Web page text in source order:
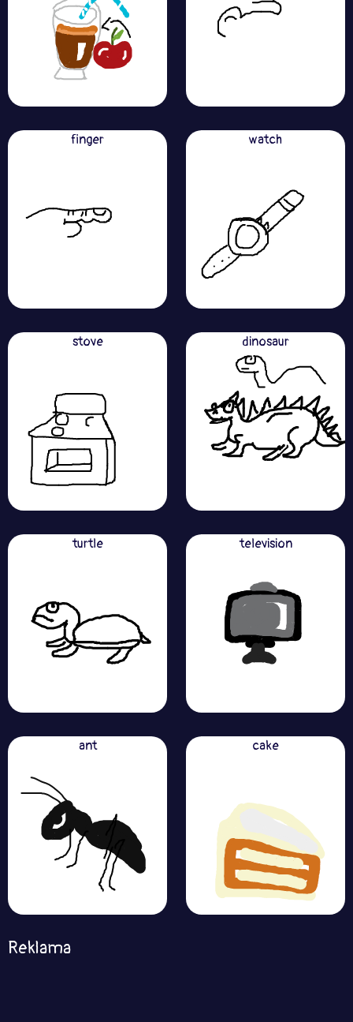
finger watch
stove dinosaur
turtle television
ant cake
Reklama